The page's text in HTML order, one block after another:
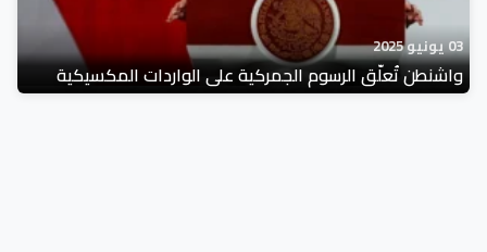
03 يونيو 2025
واشنطن تُعلّق الرسوم الجمركية على الواردات المكسيكية